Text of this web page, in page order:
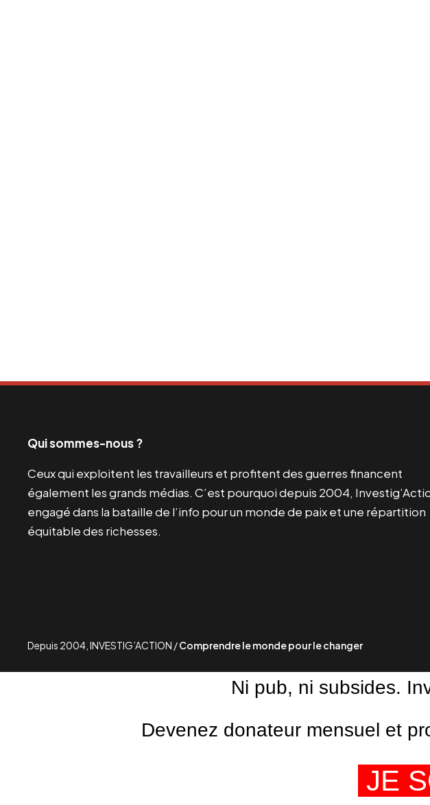
Qui sommes-nous ?
Ceux qui exploitent les travailleurs et profitent des guerres financent
également les grands médias. C’est pourquoi depuis 2004,
engagé dans la bataille de l’info pour un monde de paix et une répartition
équitable des richesses.
Depuis 2004, INVESTIG’ACTION /Comprendre le monde pour le changer
Ni pub, ni subsides.
Devenez donateur mensuel et
JE